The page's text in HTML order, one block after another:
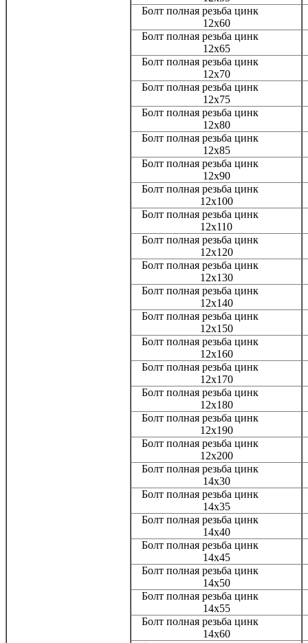
Болт полная резьба цинк
12x60
Болт полная резьба цинк
12x65
Болт полная резьба цинк
12x70
Болт полная резьба цинк
12x75
Болт полная резьба цинк
12x80
Болт полная резьба цинк
12x85
Болт полная резьба цинк
12x90
Болт полная резьба цинк
12x100
Болт полная резьба цинк
12x110
Болт полная резьба цинк
12x120
Болт полная резьба цинк
12x130
Болт полная резьба цинк
12x140
Болт полная резьба цинк
12x150
Болт полная резьба цинк
12x160
Болт полная резьба цинк
12x170
Болт полная резьба цинк
12x180
Болт полная резьба цинк
12x190
Болт полная резьба цинк
12x200
Болт полная резьба цинк
14x30
Болт полная резьба цинк
14x35
Болт полная резьба цинк
14x40
Болт полная резьба цинк
14x45
Болт полная резьба цинк
14x50
Болт полная резьба цинк
14x55
Болт полная резьба цинк
14x60